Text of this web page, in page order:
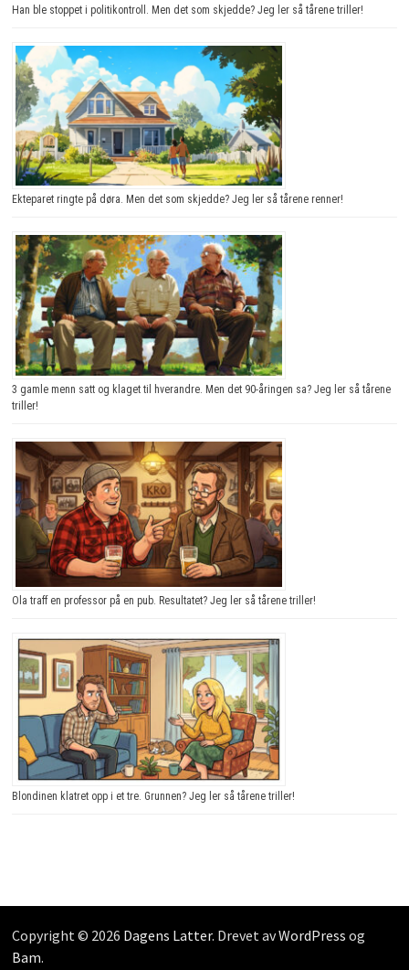
Han ble stoppet i politikontroll. Men det som skjedde? Jeg ler så tårene triller!
Ekteparet ringte på døra. Men det som skjedde? Jeg ler så tårene renner!
3 gamle menn satt og klaget til hverandre. Men det 90-åringen sa? Jeg ler så tårene
triller!
Ola traff en professor på en pub. Resultatet? Jeg ler så tårene triller!
Blondinen klatret opp i et tre. Grunnen? Jeg ler så tårene triller!
Copyright © 2026 Dagens Latter. Drevet avWordPress og
Bam.